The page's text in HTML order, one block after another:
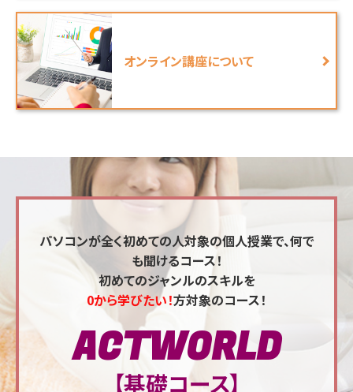
オンライン講座について
パソコンが全く初めての人対象の個人授業で、何で
も聞けるコース！
初めてのジャンルのスキルを
0から学びたい！方対象のコース！
ACTWORLD
【基礎コース】